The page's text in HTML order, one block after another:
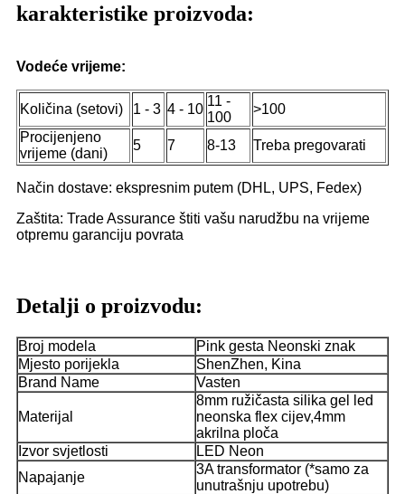
karakteristike proizvoda:
Vodeće vrijeme:
Količina (setovi) 1 - 3 4 - 10
11 -
100
>100
Procijenjeno
vrijeme (dani)
5 7 8-13 Treba pregovarati
Način dostave: ekspresnim putem (DHL, UPS, Fedex)
Zaštita: Trade Assurance štiti vašu narudžbu na vrijeme
otpremu garanciju povrata
Detalji o proizvodu:
Broj modela
Pink gesta Neonski znak
Mjesto porijekla
ShenZhen, Kina
Brand Name
Vasten
Materijal
8mm ružičasta silika gel led
neonska flex cijev,4mm
akrilna ploča
Izvor svjetlosti
LED Neon
Napajanje
3A transformator (*samo za
unutrašnju upotrebu)